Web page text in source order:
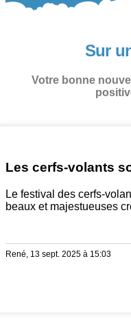
Sur
Votre bonne
Les cerfs-volants
Le festival des cerfs-
beaux et majestueuses
René, 13 sept. 2025 à 15:03